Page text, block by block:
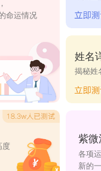
捷，口才好，如
名意指活泼开朗
意为包容，包含，
行属水，用作人名
量之义。
养的名字好听
纹柳 晓秋
命运情况
度
姓名
揭秘姓
紫微
各项
新的